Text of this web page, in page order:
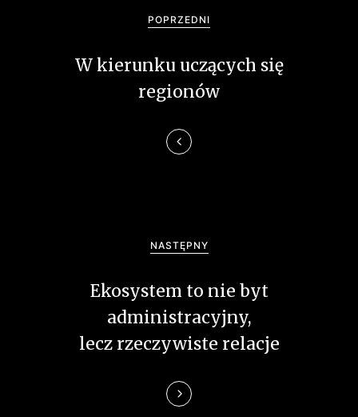
POPRZEDNI
W kierunku uczących się
regionów
NASTĘPNY
Ekosystem to nie byt
administracyjny,
lecz rzeczywiste relacje